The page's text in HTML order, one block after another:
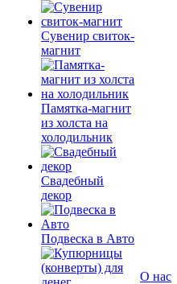
Сувенир свиток-
магнит
Памятка-магнит
из холста на
холодильник
Свадебный
декор
Подвеска в Авто
О нас